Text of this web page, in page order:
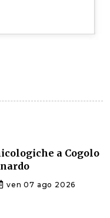
a Cogolo
ven 07 ago 2026